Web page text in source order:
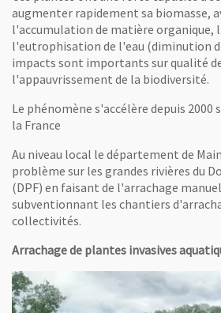
augmenter rapidement sa biomasse,
l'accumulation de matière organique,
l'eutrophisation de l'eau (diminution
impacts sont importants sur qualité
l'appauvrissement de la biodiversité.
Le phénomène s'accélère depuis
la France
Au niveau local le département de
problème sur les grandes rivières du
(DPF) en faisant de l'arrachage
subventionnant les chantiers
collectivités.
Arrachage de plantes invasives